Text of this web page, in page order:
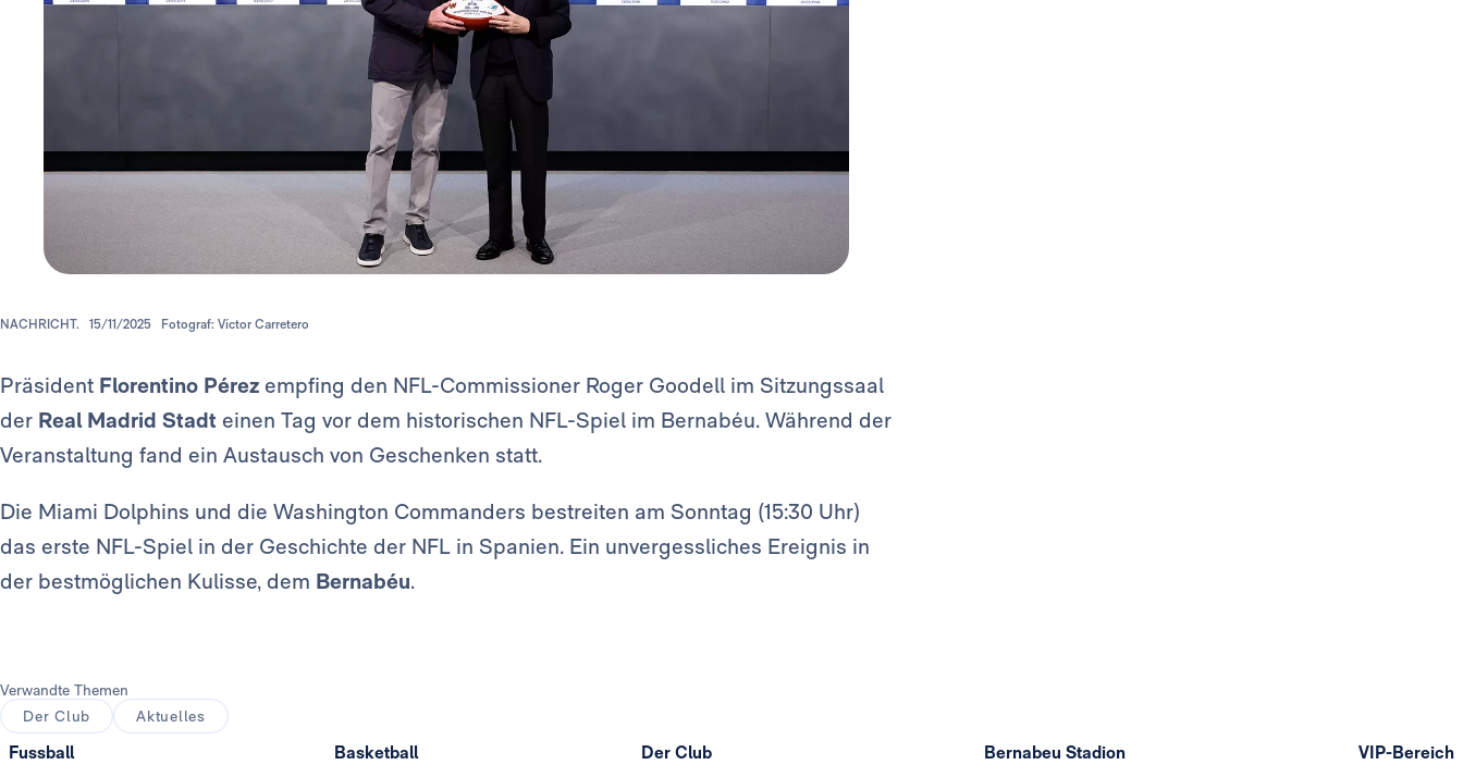
NACHRICHT. 15/11/2025 Fotograf: Víctor Carretero
Präsident Florentino Pérez empfing den NFL-Commissioner Roger Goodell im Sitzungssaal
der Real Madrid Stadt einen Tag vor dem historischen NFL-Spiel im Bernabéu. Während der
Veranstaltung fand ein Austausch von Geschenken statt.
Die Miami Dolphins und die Washington Commanders bestreiten am Sonntag (15:30 Uhr)
das erste NFL-Spiel in der Geschichte der NFL in Spanien. Ein unvergessliches Ereignis in
der bestmöglichen Kulisse, dem Bernabéu.
Verwandte Themen
Der Club
Aktuelles
Fussball Basketball Der Club Bernabeu Stadion VIP-Bereich